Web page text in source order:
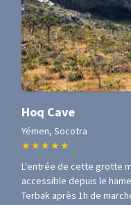
Hoq Cave
Yémen, Socotra
★ ★ ★ ★ ★
L'entrée de cette grotte
accessible depuis le
Terbak après 1h de